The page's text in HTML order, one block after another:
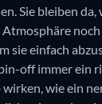
Sie bleiben
noch
sie einfach
off immer ein
wie ein